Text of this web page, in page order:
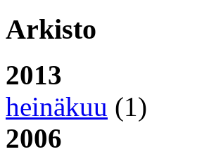
Arkisto
2013
heinäkuu (1)
2006